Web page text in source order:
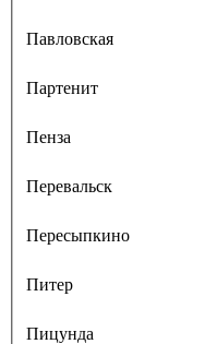
Павловская
Партенит
Пенза
Перевальск
Пересыпкино
Питер
Пицунда